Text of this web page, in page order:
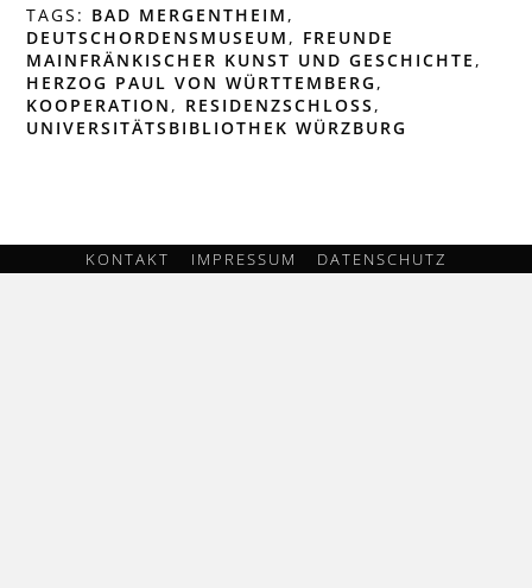
TAGS: BAD MERGENTHEIM ,
DEUTSCHORDENSMUSEUM , FREUNDE
MAINFRÄNKISCHER KUNST UND GESCHICHTE ,
HERZOG PAUL VON WÜRTTEMBERG ,
KOOPERATION , RESIDENZSCHLOSS ,
UNIVERSITÄTSBIBLIOTHEK WÜRZBURG
KONTAKT IMPRESSUM DATENSCHUTZ